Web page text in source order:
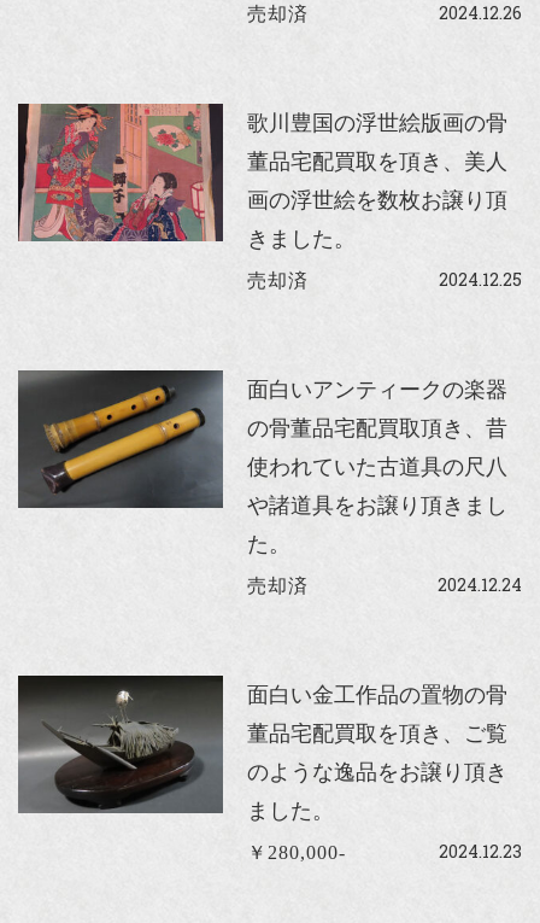
売却済 2024.12.26
歌川豊国の浮世絵版画の骨
董品宅配買取を頂き、美人
画の浮世絵を数枚お譲り頂
きました。
売却済 2024.12.25
面白いアンティークの楽器
の骨董品宅配買取頂き、昔
使われていた古道具の尺八
や諸道具をお譲り頂きまし
た。
売却済 2024.12.24
面白い金工作品の置物の骨
董品宅配買取を頂き、ご覧
のような逸品をお譲り頂き
ました。
￥280,000- 2024.12.23